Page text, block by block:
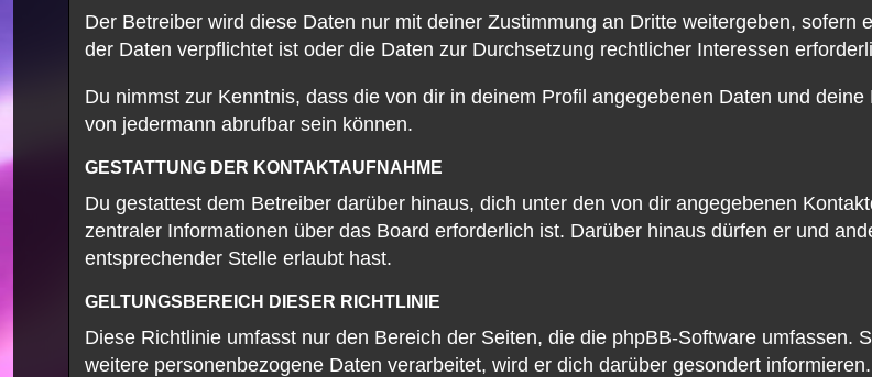
Der Betreiber wird diese Daten nur mit deiner Zustimmung an Dritte weitergeben,
der Daten verpflichtet ist oder die Daten zur Durchsetzung rechtlicher Interessen
Du nimmst zur Kenntnis, dass die von dir in deinem Profil angegebenen Daten und
von jedermann abrufbar sein können.
GESTATTUNG DER KONTAKTAUFNAHME
Du gestattest dem Betreiber darüber hinaus, dich unter den von dir angegebenen
zentraler Informationen über das Board erforderlich ist. Darüber hinaus dürfen er und
entsprechender Stelle erlaubt hast.
GELTUNGSBEREICH DIESER RICHTLINIE
Diese Richtlinie umfasst nur den Bereich der Seiten, die die phpBB-Software umfassen.
weitere personenbezogene Daten verarbeitet, wird er dich darüber gesondert informieren.